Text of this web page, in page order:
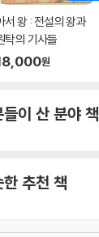
서 왕 : 전설의 왕과
탁의 기사들
원
이 산 분야 책
추천 책